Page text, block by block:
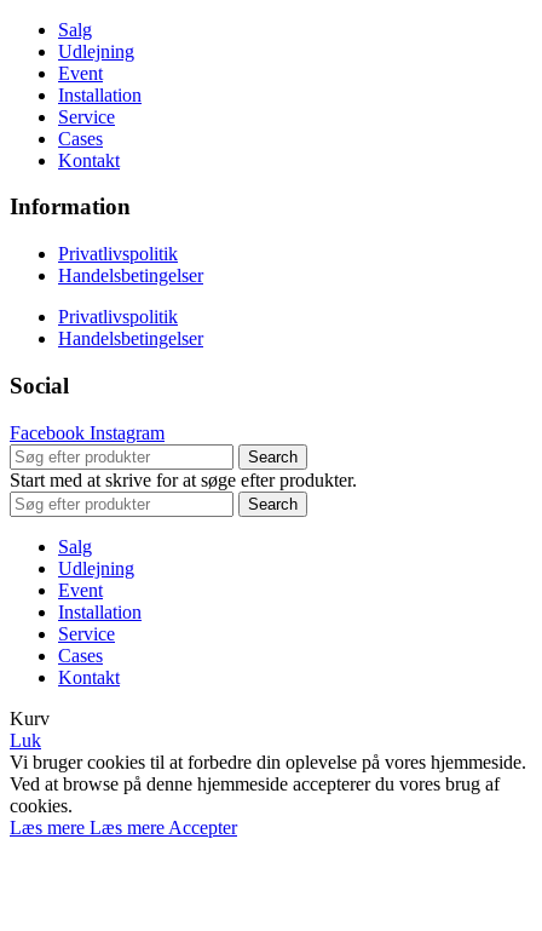
Salg
Udlejning
Event
Installation
Service
Cases
Kontakt
Information
Privatlivspolitik
Handelsbetingelser
Privatlivspolitik
Handelsbetingelser
Social
Facebook Instagram
Search
Start med at skrive for at søge efter produkter.
Search
Salg
Udlejning
Event
Installation
Service
Cases
Kontakt
Kurv
Luk
Vi bruger cookies til at forbedre din oplevelse på vores hjemmeside.
Ved at browse på denne hjemmeside accepterer du vores brug af
cookies.
Læs mere Læs mere Accepter